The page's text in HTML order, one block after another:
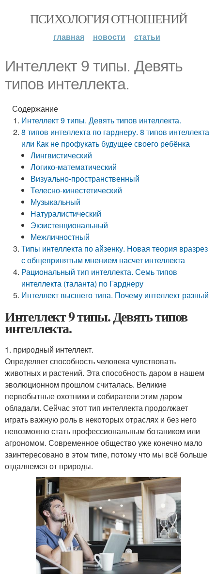
ПСИХОЛОГИЯ ОТНОШЕНИЙ
главная новости статьи
Интеллект 9 типы. Девять
типов интеллекта.
Содержание
Интеллект 9 типы. Девять типов интеллекта.
8 типов интеллекта по гарднеру. 8 типов интеллекта
или Как не профукать будущее своего ребёнка
Лингвистический
Логико-математический
Визуально-пространственный
Телесно-кинестетический
Музыкальный
Натуралистический
Экзистенциональный
Межличностный
Типы интеллекта по айзенку. Новая теория вразрез
с общепринятым мнением насчет интеллекта
Рациональный тип интеллекта. Семь типов
интеллекта (таланта) по Гарднеру
Интеллект высшего типа. Почему интеллект разный
Интеллект 9 типы. Девять типов
интеллекта.
1. природный интеллект.
Определяет способность человека чувствовать
животных и растений. Эта способность даром в нашем
эволюционном прошлом считалась. Великие
первобытные охотники и собиратели этим даром
обладали. Сейчас этот тип интеллекта продолжает
играть важную роль в некоторых отраслях и без него
невозможно стать профессиональным ботаником или
агрономом. Современное общество уже конечно мало
заинтересовано в этом типе, потому что мы всё больше
отдаляемся от природы.